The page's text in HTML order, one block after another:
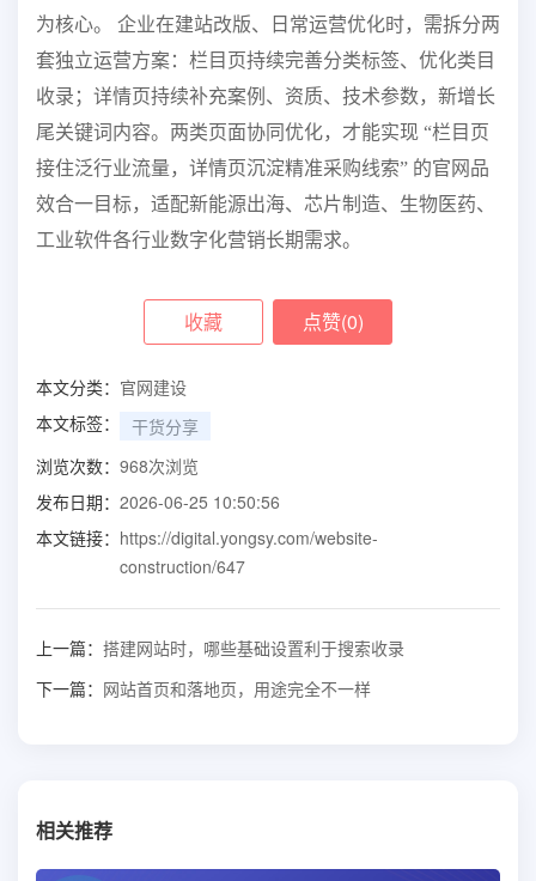
为核心。 企业在建站改版、日常运营优化时，需拆分两
套独立运营方案：栏目页持续完善分类标签、优化类目
收录；详情页持续补充案例、资质、技术参数，新增长
尾关键词内容。两类页面协同优化，才能实现 “栏目页
接住泛行业流量，详情页沉淀精准采购线索” 的官网品
效合一目标，适配新能源出海、芯片制造、生物医药、
工业软件各行业数字化营销长期需求。
收藏 点赞(0)
本文分类： 官网建设
本文标签：
干货分享
浏览次数： 968次浏览
发布日期： 2026-06-25 10:50:56
本文链接： https://digital.yongsy.com/website-
construction/647
上一篇： 搭建网站时，哪些基础设置利于搜索收录
下一篇： 网站首页和落地页，用途完全不一样
相关推荐